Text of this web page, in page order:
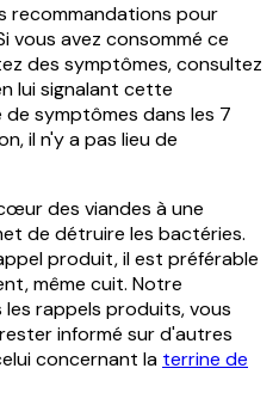
recommandations pour
vous avez consommé ce
des symptômes, consultez
lui signalant cette
symptômes dans les 7
il n'y a pas lieu de
des viandes à une
de détruire les bactéries.
produit, il est préférable
même cuit. Notre
rappels produits, vous
informé sur d'autres
concernant la terrine de